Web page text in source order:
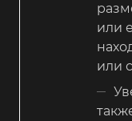
или
или